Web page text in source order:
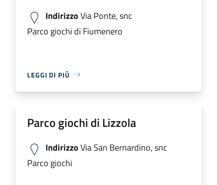
IndirizzoVia Ponte, snc
Parco giochi di Fiumenero
LEGGI DI PIÙ
Parco giochi di Lizzola
IndirizzoVia San Bernardino, snc
Parco giochi